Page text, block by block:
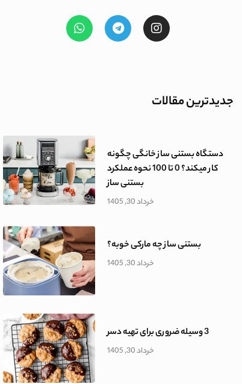
جدیدترین مقالات
دستگاه بستنی ساز خانگی چگونه
کار میکند؟ 0 تا 100 نحوه عملکرد
بستنی ساز
خرداد 30, 1405
بستنی ساز چه مارکی خوبه؟
خرداد 30, 1405
3 وسیله ضروری برای تهیه دسر
خرداد 30, 1405